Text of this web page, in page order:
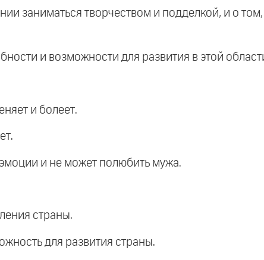
заниматься творчеством и подделкой, и о
и возможности для развития в этой
и болеет.
и не может полюбить мужа.
страны.
для развития страны.